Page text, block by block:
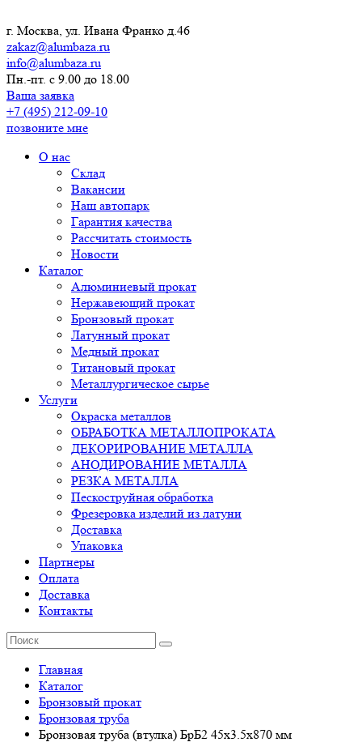
г. Москва, ул. Ивана Франко д.46
zakaz@alumbaza.ru
info@alumbaza.ru
Пн.-пт. с 9.00 до 18.00
Ваша заявка
+7 (495) 212-09-10
позвоните мне
О нас
Склад
Вакансии
Наш автопарк
Гарантия качества
Рассчитать стоимость
Новости
Каталог
Алюминиевый прокат
Нержавеющий прокат
Бронзовый прокат
Латунный прокат
Медный прокат
Титановый прокат
Металлургическое сырье
Услуги
Окраска металлов
ОБРАБОТКА МЕТАЛЛОПРОКАТА
ДЕКОРИРОВАНИЕ МЕТАЛЛА
АНОДИРОВАНИЕ МЕТАЛЛА
РЕЗКА МЕТАЛЛА
Пескоструйная обработка
Фрезеровка изделий из латуни
Доставка
Упаковка
Партнеры
Оплата
Доставка
Контакты
Главная
Каталог
Бронзовый прокат
Бронзовая труба
Бронзовая труба (втулка) БрБ2 45x3.5x870 мм